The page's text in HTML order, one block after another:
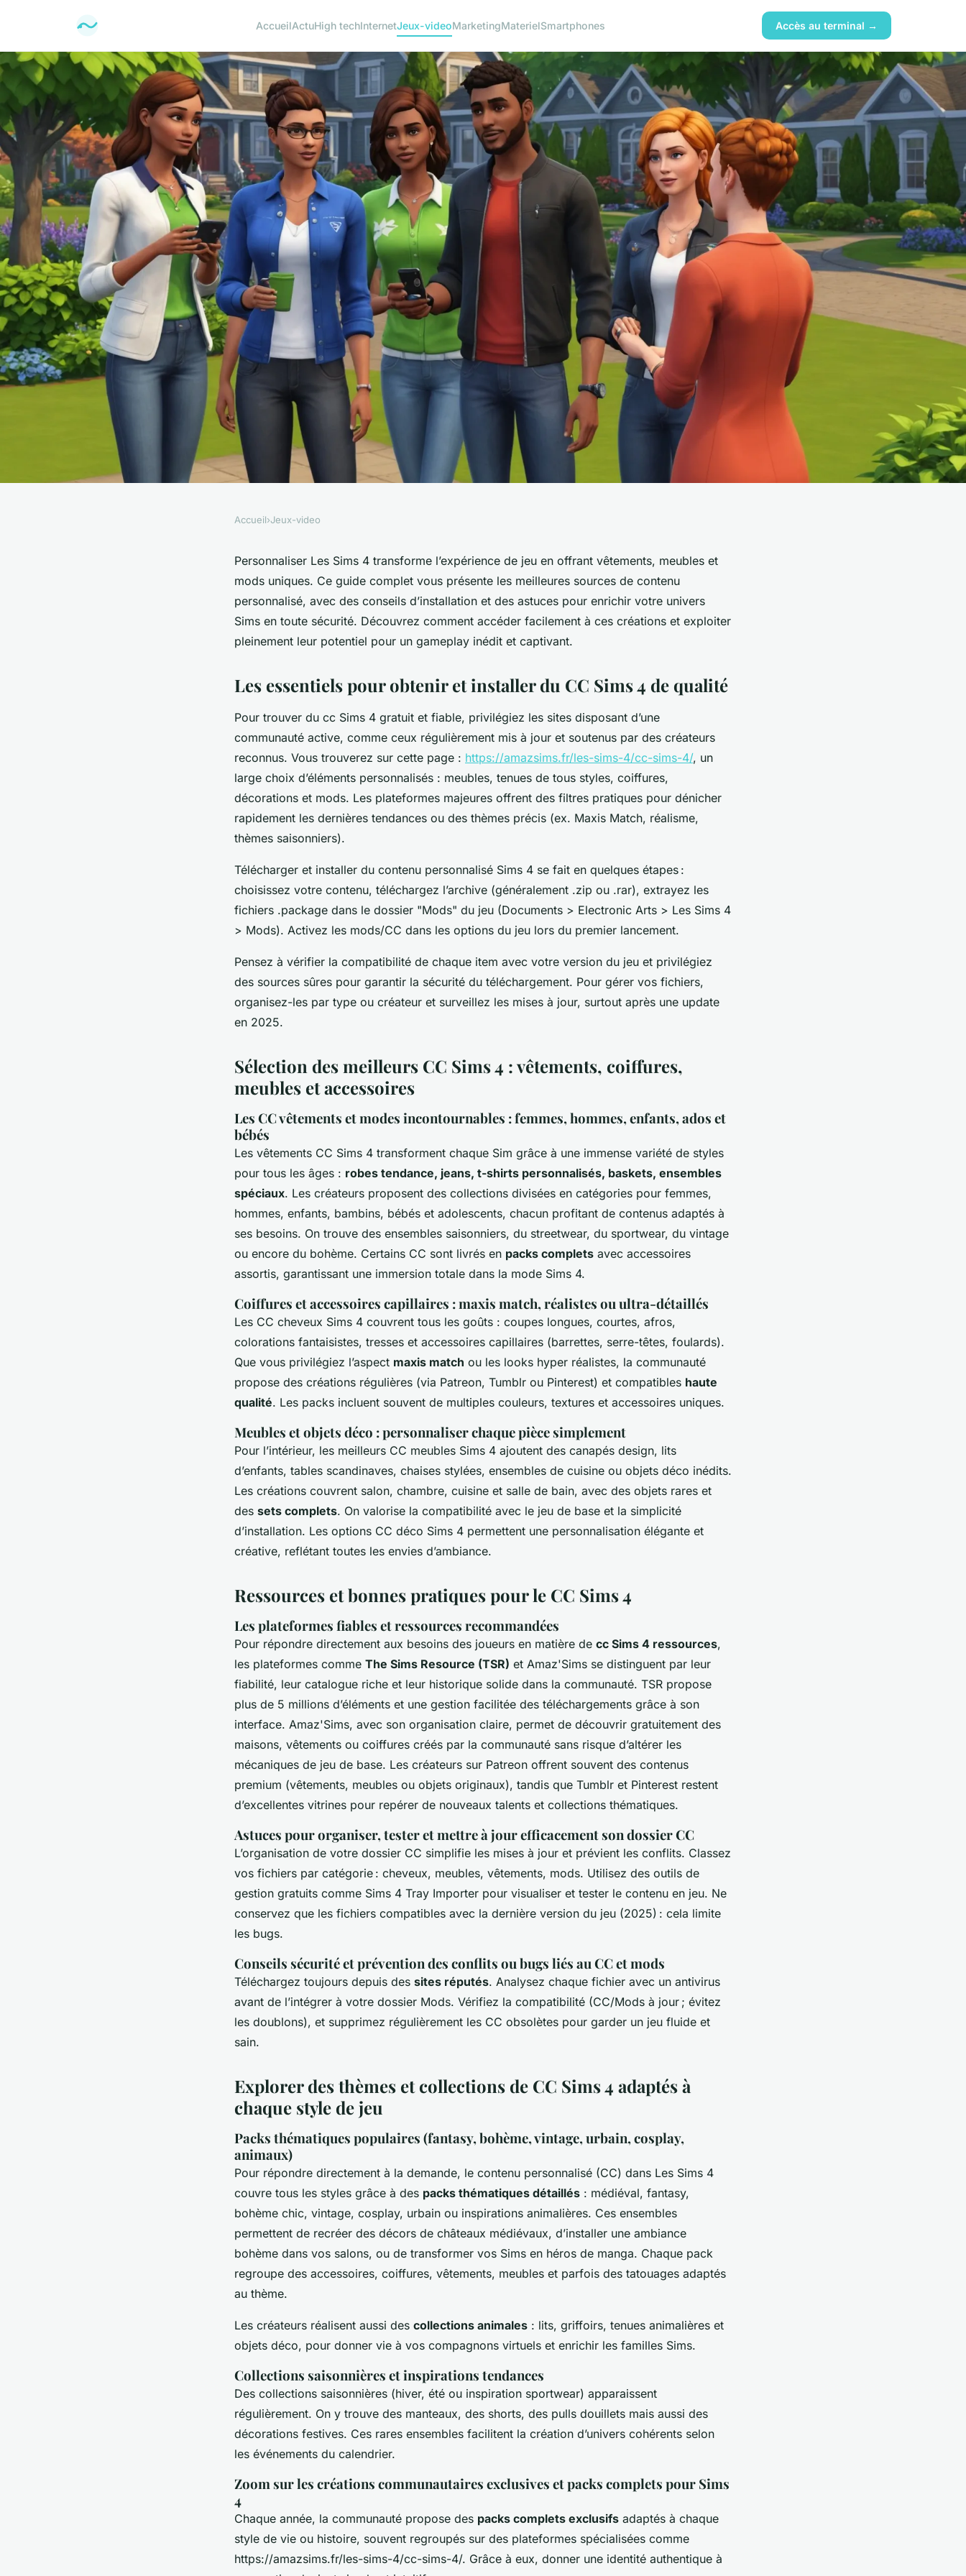
AccueilActuHigh techInternetJeux-videoMarketingMaterielSmartphones Accès au terminal →
Cc sims 4 : guide complet pour
enrichir votre jeu
Accueil›Jeux-video
Personnaliser Les Sims 4 transforme l’expérience de jeu en offrant vêtements, meubles et
mods uniques. Ce guide complet vous présente les meilleures sources de contenu
personnalisé, avec des conseils d’installation et des astuces pour enrichir votre univers
Sims en toute sécurité. Découvrez comment accéder facilement à ces créations et exploiter
pleinement leur potentiel pour un gameplay inédit et captivant.
Les essentiels pour obtenir et installer du CC Sims 4 de qualité
Pour trouver du cc Sims 4 gratuit et fiable, privilégiez les sites disposant d’une
communauté active, comme ceux régulièrement mis à jour et soutenus par des créateurs
reconnus. Vous trouverez sur cette page : https://amazsims.fr/les-sims-4/cc-sims-4/, un
large choix d’éléments personnalisés : meubles, tenues de tous styles, coiffures,
décorations et mods. Les plateformes majeures offrent des filtres pratiques pour dénicher
rapidement les dernières tendances ou des thèmes précis (ex. Maxis Match, réalisme,
thèmes saisonniers).
Télécharger et installer du contenu personnalisé Sims 4 se fait en quelques étapes :
choisissez votre contenu, téléchargez l’archive (généralement .zip ou .rar), extrayez les
fichiers .package dans le dossier "Mods" du jeu (Documents > Electronic Arts > Les Sims 4
> Mods). Activez les mods/CC dans les options du jeu lors du premier lancement.
Pensez à vérifier la compatibilité de chaque item avec votre version du jeu et privilégiez
des sources sûres pour garantir la sécurité du téléchargement. Pour gérer vos fichiers,
organisez-les par type ou créateur et surveillez les mises à jour, surtout après une update
en 2025.
Sélection des meilleurs CC Sims 4 : vêtements, coiffures,
meubles et accessoires
Les CC vêtements et modes incontournables : femmes, hommes, enfants, ados et
bébés
Les vêtements CC Sims 4 transforment chaque Sim grâce à une immense variété de styles
pour tous les âges : robes tendance, jeans, t-shirts personnalisés, baskets, ensembles
spéciaux. Les créateurs proposent des collections divisées en catégories pour femmes,
hommes, enfants, bambins, bébés et adolescents, chacun profitant de contenus adaptés à
ses besoins. On trouve des ensembles saisonniers, du streetwear, du sportwear, du vintage
ou encore du bohème. Certains CC sont livrés en packs complets avec accessoires
assortis, garantissant une immersion totale dans la mode Sims 4.
Coiffures et accessoires capillaires : maxis match, réalistes ou ultra-détaillés
Les CC cheveux Sims 4 couvrent tous les goûts : coupes longues, courtes, afros,
colorations fantaisistes, tresses et accessoires capillaires (barrettes, serre-têtes, foulards).
Que vous privilégiez l’aspect maxis match ou les looks hyper réalistes, la communauté
propose des créations régulières (via Patreon, Tumblr ou Pinterest) et compatibles haute
qualité. Les packs incluent souvent de multiples couleurs, textures et accessoires uniques.
Meubles et objets déco : personnaliser chaque pièce simplement
Pour l’intérieur, les meilleurs CC meubles Sims 4 ajoutent des canapés design, lits
d’enfants, tables scandinaves, chaises stylées, ensembles de cuisine ou objets déco inédits.
Les créations couvrent salon, chambre, cuisine et salle de bain, avec des objets rares et
des sets complets. On valorise la compatibilité avec le jeu de base et la simplicité
d’installation. Les options CC déco Sims 4 permettent une personnalisation élégante et
créative, reflétant toutes les envies d’ambiance.
Ressources et bonnes pratiques pour le CC Sims 4
Les plateformes fiables et ressources recommandées
Pour répondre directement aux besoins des joueurs en matière de cc Sims 4 ressources,
les plateformes comme The Sims Resource (TSR) et Amaz'Sims se distinguent par leur
fiabilité, leur catalogue riche et leur historique solide dans la communauté. TSR propose
plus de 5 millions d’éléments et une gestion facilitée des téléchargements grâce à son
interface. Amaz'Sims, avec son organisation claire, permet de découvrir gratuitement des
maisons, vêtements ou coiffures créés par la communauté sans risque d’altérer les
mécaniques de jeu de base. Les créateurs sur Patreon offrent souvent des contenus
premium (vêtements, meubles ou objets originaux), tandis que Tumblr et Pinterest restent
d’excellentes vitrines pour repérer de nouveaux talents et collections thématiques.
Astuces pour organiser, tester et mettre à jour efficacement son dossier CC
L’organisation de votre dossier CC simplifie les mises à jour et prévient les conflits. Classez
vos fichiers par catégorie : cheveux, meubles, vêtements, mods. Utilisez des outils de
gestion gratuits comme Sims 4 Tray Importer pour visualiser et tester le contenu en jeu. Ne
conservez que les fichiers compatibles avec la dernière version du jeu (2025) : cela limite
les bugs.
Conseils sécurité et prévention des conflits ou bugs liés au CC et mods
Téléchargez toujours depuis des sites réputés. Analysez chaque fichier avec un antivirus
avant de l’intégrer à votre dossier Mods. Vérifiez la compatibilité (CC/Mods à jour ; évitez
les doublons), et supprimez régulièrement les CC obsolètes pour garder un jeu fluide et
sain.
Explorer des thèmes et collections de CC Sims 4 adaptés à
chaque style de jeu
Packs thématiques populaires (fantasy, bohème, vintage, urbain, cosplay,
animaux)
Pour répondre directement à la demande, le contenu personnalisé (CC) dans Les Sims 4
couvre tous les styles grâce à des packs thématiques détaillés : médiéval, fantasy,
bohème chic, vintage, cosplay, urbain ou inspirations animalières. Ces ensembles
permettent de recréer des décors de châteaux médiévaux, d’installer une ambiance
bohème dans vos salons, ou de transformer vos Sims en héros de manga. Chaque pack
regroupe des accessoires, coiffures, vêtements, meubles et parfois des tatouages adaptés
au thème.
Les créateurs réalisent aussi des collections animales : lits, griffoirs, tenues animalières et
objets déco, pour donner vie à vos compagnons virtuels et enrichir les familles Sims.
Collections saisonnières et inspirations tendances
Des collections saisonnières (hiver, été ou inspiration sportwear) apparaissent
régulièrement. On y trouve des manteaux, des shorts, des pulls douillets mais aussi des
décorations festives. Ces rares ensembles facilitent la création d’univers cohérents selon
les événements du calendrier.
Zoom sur les créations communautaires exclusives et packs complets pour Sims
4
Chaque année, la communauté propose des packs complets exclusifs adaptés à chaque
style de vie ou histoire, souvent regroupés sur des plateformes spécialisées comme
https://amazsims.fr/les-sims-4/cc-sims-4/. Grâce à eux, donner une identité authentique à